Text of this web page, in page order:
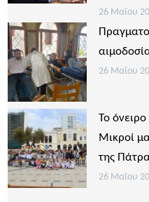
26 Μαΐου
26 Μαΐου
Το
Μικροί
της
26 Μαΐου